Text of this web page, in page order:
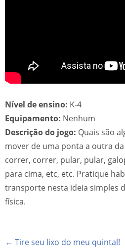
Nível de ensino: K-4
Equipamento: Nenhum
Descrição do jogo: Quais são
mover de uma ponta a outra
correr, correr, pular, pular,
para cima, etc, etc. Pratique
transporte nesta ideia simples
física.
← Tire seu lixo do meu quintal!